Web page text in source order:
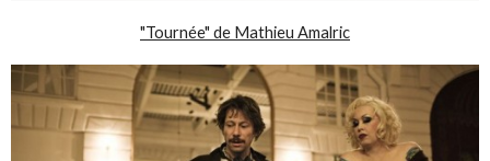
"Tournée" de Mathieu Amalric